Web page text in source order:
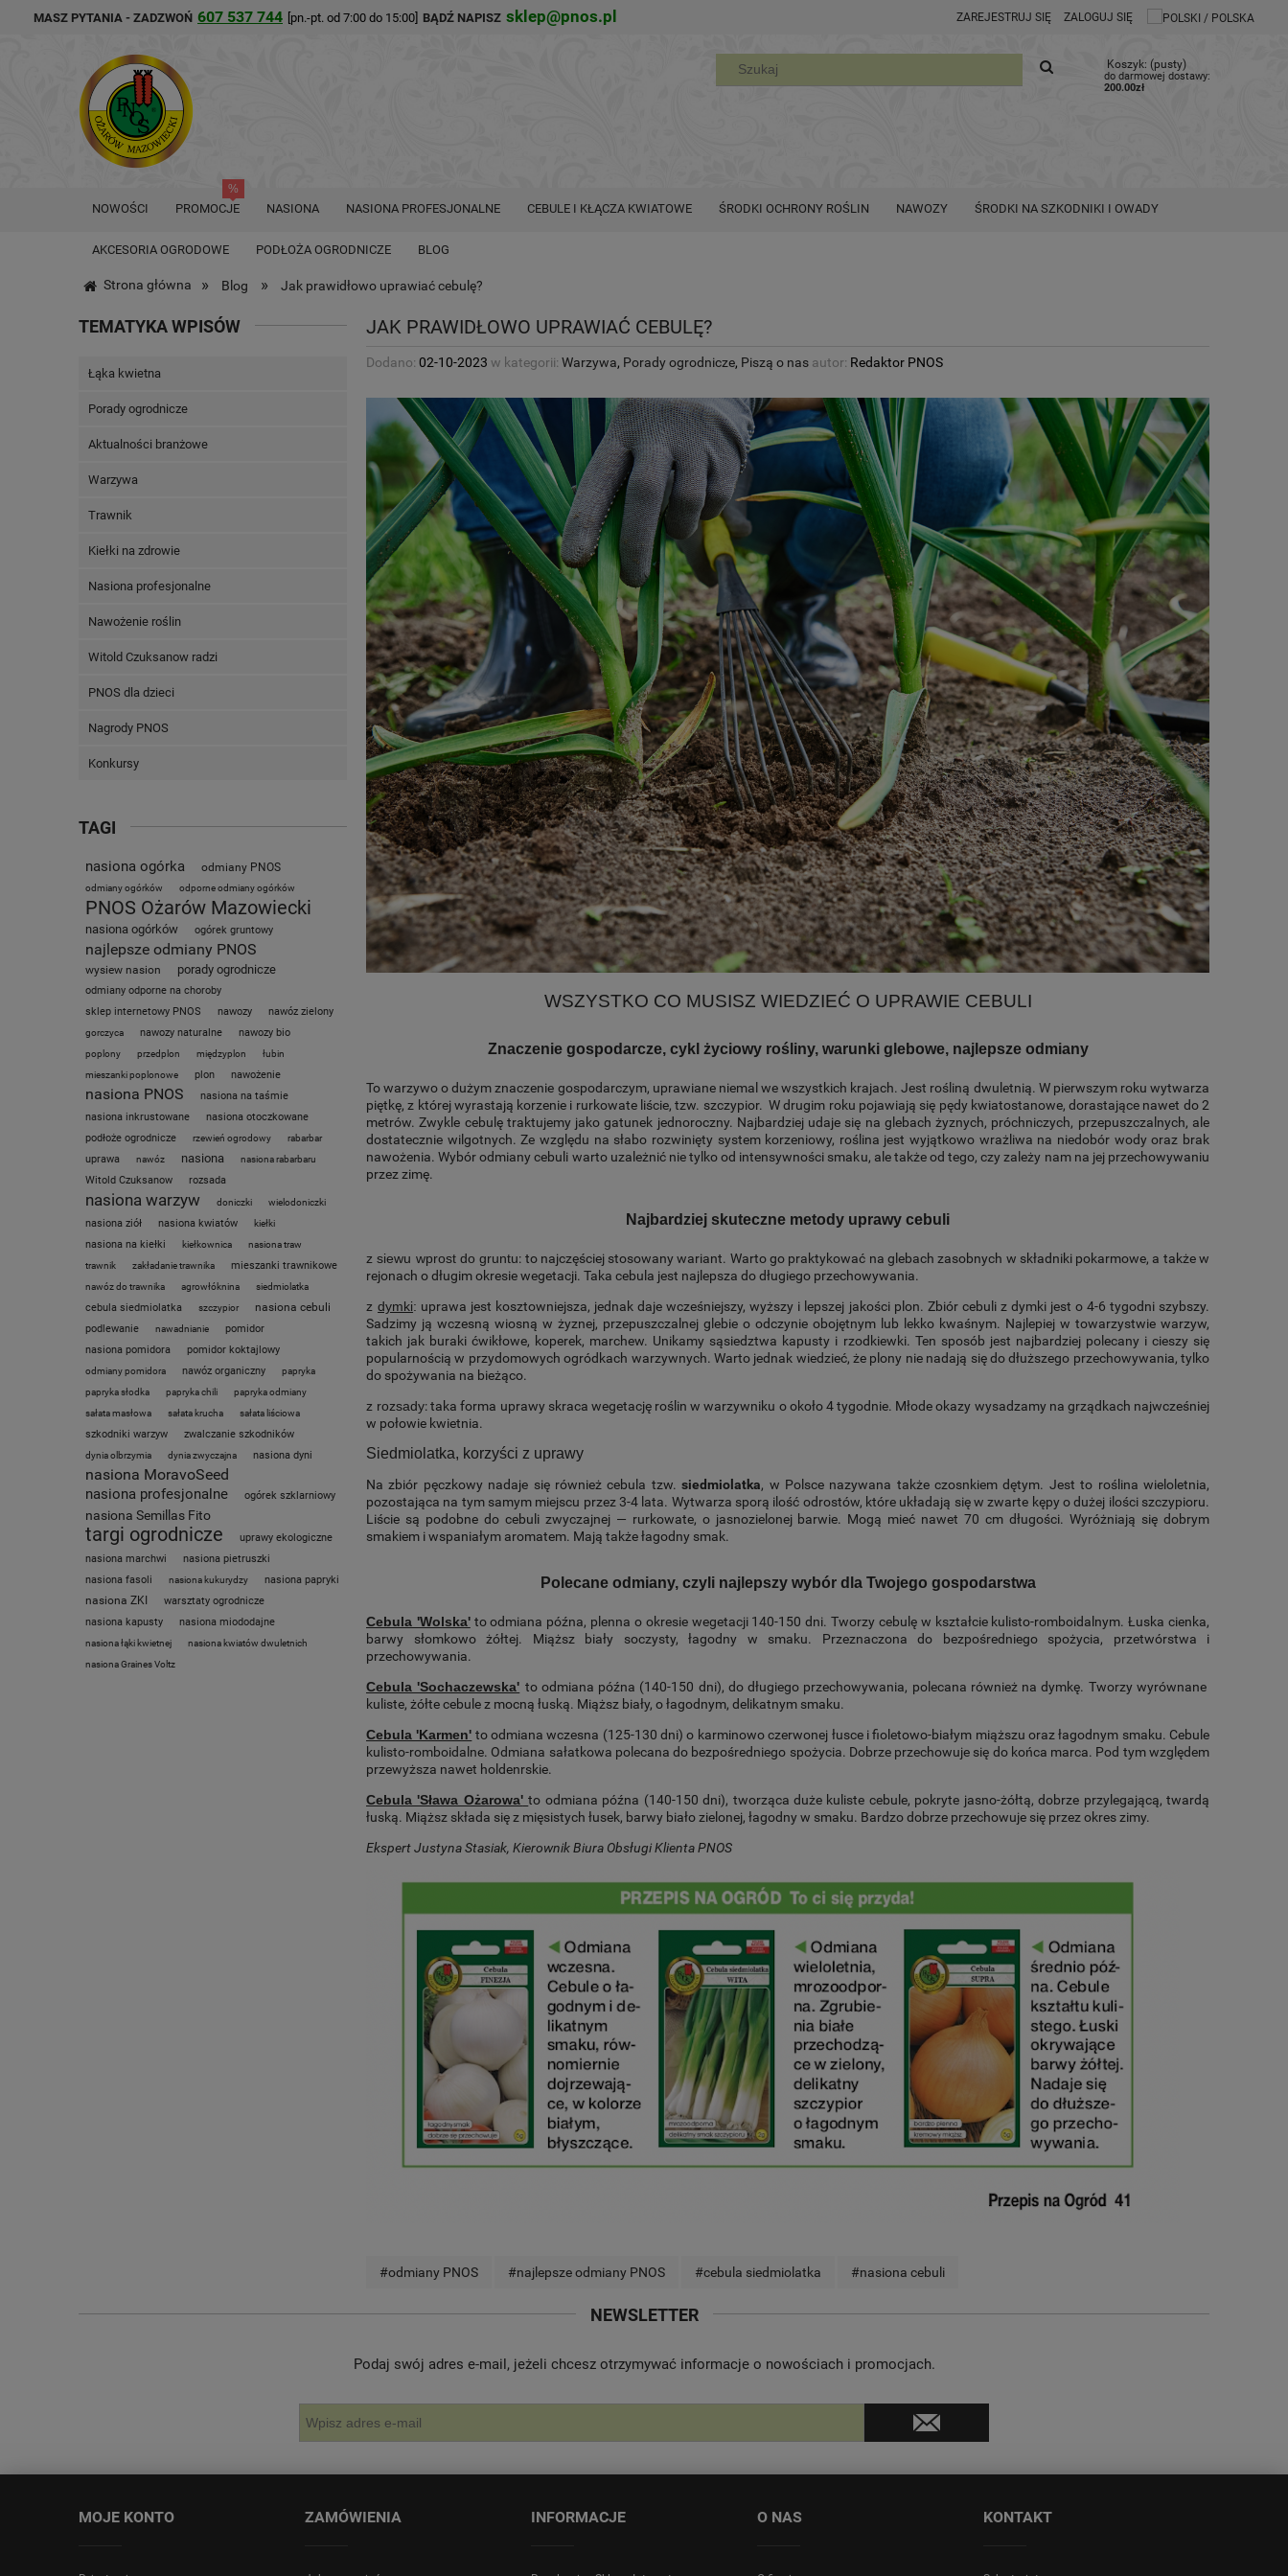
MASZ PYTANIA - ZADZWOŃ 607 537 744 [pn.-pt. od 7:00 do 15:00] BĄDŹ NAPISZ sklep@pnos.pl ZAREJESTRUJ SIĘ ZALOGUJ SIĘ
Koszyk: (pusty)
do darmowej dostawy:
200.00zł
NOWOŚCI PROMOCJE NASIONA NASIONA PROFESJONALNE CEBULE I KŁĄCZA KWIATOWE ŚRODKI OCHRONY ROŚLIN NAWOZY ŚRODKI NA SZKODNIKI I OWADY
AKCESORIA OGRODOWE PODŁOŻA OGRODNICZE BLOG
Strona główna » Blog » Jak prawidłowo uprawiać cebulę?
TEMATYKA WPISÓW
Łąka kwietna
Porady ogrodnicze
Aktualności branżowe
Warzywa
Trawnik
Kiełki na zdrowie
Nasiona profesjonalne
Nawożenie roślin
Witold Czuksanow radzi
PNOS dla dzieci
Nagrody PNOS
Konkursy
TAGI
nasiona ogórka odmiany PNOS
odmiany ogórków odporne odmiany ogórków
PNOS Ożarów Mazowiecki
nasiona ogórków ogórek gruntowy
najlepsze odmiany PNOS
wysiew nasion porady ogrodnicze
odmiany odporne na choroby
sklep internetowy PNOS
nawozy nawóz zielony
gorczyca nawozy naturalne nawozy bio
poplony przedplon międzyplon
łubin
mieszanki poplonowe
plon nawożenie
nasiona PNOS
nasiona na taśmie
nasiona inkrustowane
nasiona otoczkowane
podłoże ogrodnicze
rzewień ogrodowy rabarbar
uprawa nawóz nasiona nasiona rabarbaru
Witold Czuksanow rozsada
nasiona warzyw doniczki wielodoniczki
nasiona ziół nasiona kwiatów kiełki
nasiona na kiełki kiełkownica
nasiona traw
trawnik
zakładanie trawnika mieszanki trawnikowe
nawóz do trawnika agrowłóknina siedmiolatka
cebula siedmiolatka szczypior nasiona cebuli
podlewanie nawadnianie
pomidor
nasiona pomidora
pomidor koktajlowy
odmiany pomidora nawóz organiczny
papryka
papryka słodka
papryka chili
papryka odmiany
sałata masłowa
sałata krucha sałata liściowa
szkodniki warzyw zwalczanie szkodników
dynia olbrzymia dynia zwyczajna nasiona dyni
nasiona MoravoSeed
nasiona profesjonalne ogórek szklarniowy
nasiona Semillas Fito
targi ogrodnicze
uprawy ekologiczne
nasiona marchwi
nasiona pietruszki
nasiona fasoli
nasiona kukurydzy nasiona papryki
nasiona ZKI
warsztaty ogrodnicze
nasiona kapusty
nasiona miododajne
nasiona łąki kwietnej
nasiona kwiatów dwuletnich
nasiona Graines Voltz
JAK PRAWIDŁOWO UPRAWIAĆ CEBULĘ?
Dodano: 02-10-2023 w kategorii: Warzywa, Porady ogrodnicze, Piszą o nas autor: Redaktor PNOS
WSZYSTKO CO MUSISZ WIEDZIEĆ O UPRAWIE CEBULI
Znaczenie gospodarcze, cykl życiowy rośliny, warunki glebowe, najlepsze odmiany
To warzywo o dużym znaczenie gospodarczym, uprawiane niemal we wszystkich krajach. Jest rośliną dwuletnią. W pierwszym roku wytwarza
piętkę, z której wyrastają korzenie i rurkowate liście, tzw. szczypior. W drugim roku pojawiają się pędy kwiatostanowe, dorastające nawet do 2
metrów. Zwykle cebulę traktujemy jako gatunek jednoroczny. Najbardziej udaje się na glebach żyznych, próchniczych, przepuszczalnych, ale
dostatecznie wilgotnych. Ze względu na słabo rozwinięty system korzeniowy, roślina jest wyjątkowo wrażliwa na niedobór wody oraz brak
nawożenia. Wybór odmiany cebuli warto uzależnić nie tylko od intensywności smaku, ale także od tego, czy zależy nam na jej przechowywaniu
przez zimę.
Najbardziej skuteczne metody uprawy cebuli
z siewu wprost do gruntu: to najczęściej stosowany wariant. Warto go praktykować na glebach zasobnych w składniki pokarmowe, a także w
rejonach o długim okresie wegetacji. Taka cebula jest najlepsza do długiego przechowywania.
zdymki: uprawa jest kosztowniejsza, jednak daje wcześniejszy, wyższy i lepszej jakości plon. Zbiór cebuli z dymki jest o 4-6 tygodni szybszy.
Sadzimy ją wczesną wiosną w żyznej, przepuszczalnej glebie o odczynie obojętnym lub lekko kwaśnym. Najlepiej w towarzystwie warzyw,
takich jak buraki ćwikłowe, koperek, marchew. Unikamy sąsiedztwa kapusty i rzodkiewki. Ten sposób jest najbardziej polecany i cieszy się
popularnością w przydomowych ogródkach warzywnych. Warto jednak wiedzieć, że plony nie nadają się do dłuższego przechowywania, tylko
do spożywania na bieżąco.
z rozsady: taka forma uprawy skraca wegetację roślin w warzywniku o około 4 tygodnie. Młode okazy wysadzamy na grządkach najwcześniej
w połowie kwietnia.
Siedmiolatka, korzyści z uprawy
Na zbiór pęczkowy nadaje się również cebula tzw.siedmiolatka, w Polsce nazywana także czosnkiem dętym. Jest to roślina wieloletnia,
pozostająca na tym samym miejscu przez 3-4 lata. Wytwarza sporą ilość odrostów, które układają się w zwarte kępy o dużej ilości szczypioru.
Liście są podobne do cebuli zwyczajnej — rurkowate, o jasnozielonej barwie. Mogą mieć nawet 70 cm długości. Wyróżniają się dobrym
smakiem i wspaniałym aromatem. Mają także łagodny smak.
Polecane odmiany, czyli najlepszy wybór dla Twojego gospodarstwa
Cebula 'Wolska'to odmiana późna, plenna o okresie wegetacji 140-150 dni. Tworzy cebulę w kształcie kulisto-romboidalnym. Łuska cienka,
barwy słomkowo żółtej. Miąższ biały soczysty, łagodny w smaku. Przeznaczona do bezpośredniego spożycia, przetwórstwa i
przechowywania.
Cebula 'Sochaczewska' to odmiana późna (140-150 dni), do długiego przechowywania, polecana również na dymkę. Tworzy wyrównane
kuliste, żółte cebule z mocną łuską. Miąższ biały, o łagodnym, delikatnym smaku.
Cebula 'Karmen' to odmiana wczesna (125-130 dni) o karminowo czerwonej łusce i fioletowo-białym miąższu oraz łagodnym smaku. Cebule
kulisto-romboidalne. Odmiana sałatkowa polecana do bezpośredniego spożycia. Dobrze przechowuje się do końca marca. Pod tym względem
przewyższa nawet holdenrskie.
Cebula 'Sława Ożarowa' to odmiana późna (140-150 dni), tworząca duże kuliste cebule, pokryte jasno-żółtą, dobrze przylegającą, twardą
łuską. Miąższ składa się z mięsistych łusek, barwy biało zielonej, łagodny w smaku. Bardzo dobrze przechowuje się przez okres zimy.
Ekspert Justyna Stasiak, Kierownik Biura Obsługi Klienta PNOS
#odmiany PNOS #najlepsze odmiany PNOS #cebula siedmiolatka #nasiona cebuli
NEWSLETTER
Podaj swój adres e-mail, jeżeli chcesz otrzymywać informacje o nowościach i promocjach.
MOJE KONTO ZAMÓWIENIA INFORMACJE O NAS KONTAKT